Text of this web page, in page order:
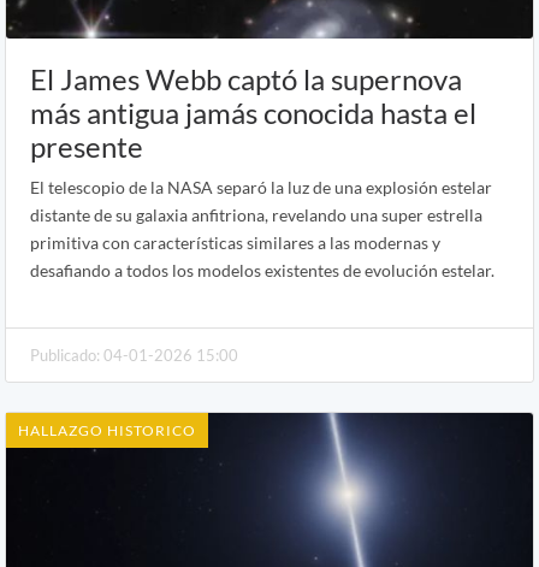
El James Webb captó la supernova
más antigua jamás conocida hasta el
presente
El telescopio de la NASA separó la luz de una explosión estelar
distante de su galaxia anfitriona, revelando una super estrella
primitiva con características similares a las modernas y
desafiando a todos los modelos existentes de evolución estelar.
Publicado: 04-01-2026 15:00
HALLAZGO HISTORICO